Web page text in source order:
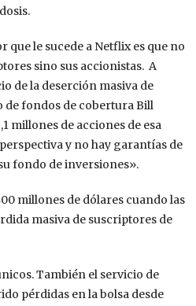
que le sucede a Netflix es que no
sino sus accionistas. A
de la deserción masiva de
fondos de cobertura Bill
millones de acciones de esa
y no hay garantías de
fondo de inversiones».
millones de dólares cuando las
masiva de suscriptores de
También el servicio de
pérdidas en la bolsa desde